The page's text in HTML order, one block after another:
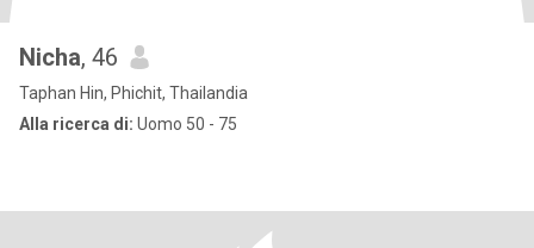
Nicha, 46
Taphan Hin, Phichit, Thailandia
Alla ricerca di: Uomo 50 - 75